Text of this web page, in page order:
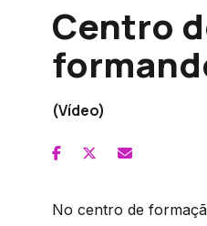
Centro
(Vídeo)
No centro de